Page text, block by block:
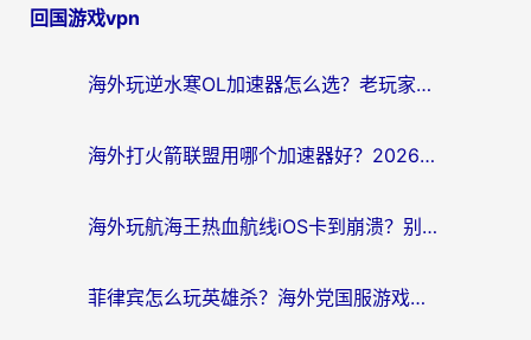
回国游戏vpn
海外玩逆水寒OL加速器怎么选？老玩家亲测的避坑指南
海外打火箭联盟用哪个加速器好？2026实测指南帮你告别延迟卡顿
海外玩航海王热血航线iOS卡到崩溃？别慌，这篇指南解决你的国服游戏加速难题
菲律宾怎么玩英雄杀？海外党国服游戏畅玩指南（附延迟解决秘籍）